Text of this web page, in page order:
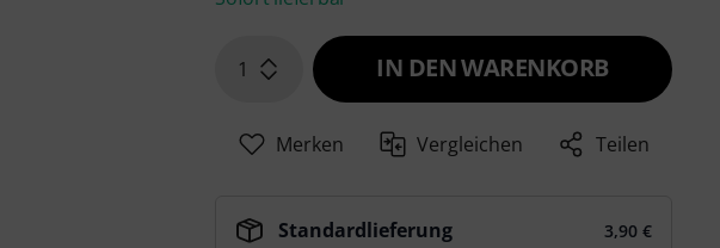
1 IN DEN WARENKORB
Merken Vergleichen Teilen
Standardlieferung
3,90 €